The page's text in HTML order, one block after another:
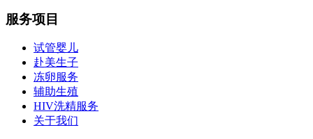
服务项目
试管婴儿
赴美生子
冻卵服务
辅助生殖
HIV洗精服务
关于我们